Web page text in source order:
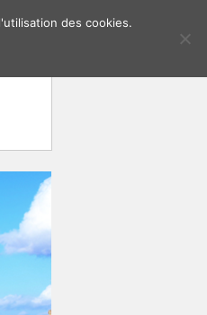
des cookies.